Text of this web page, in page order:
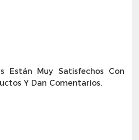
Están Muy Satisfechos Con
Y Dan Comentarios.